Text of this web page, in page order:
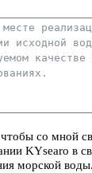
со мной
KYsearo в
морской воды.